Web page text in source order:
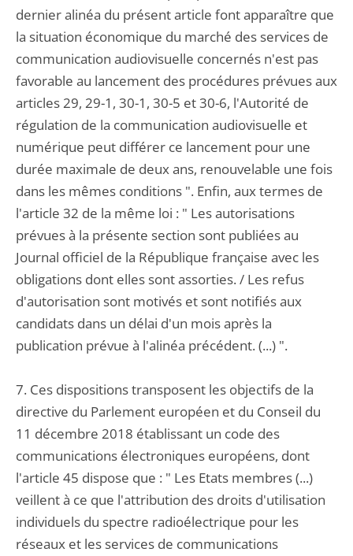
dernier alinéa du présent article font apparaître que
la situation économique du marché des services de
communication audiovisuelle concernés n'est pas
favorable au lancement des procédures prévues aux
articles 29, 29-1, 30-1, 30-5 et 30-6, l'Autorité de
régulation de la communication audiovisuelle et
numérique peut différer ce lancement pour une
durée maximale de deux ans, renouvelable une fois
dans les mêmes conditions ". Enfin, aux termes de
l'article 32 de la même loi : " Les autorisations
prévues à la présente section sont publiées au
Journal officiel de la République française avec les
obligations dont elles sont assorties. / Les refus
d'autorisation sont motivés et sont notifiés aux
candidats dans un délai d'un mois après la
publication prévue à l'alinéa précédent. (...) ".
7. Ces dispositions transposent les objectifs de la
directive du Parlement européen et du Conseil du
11 décembre 2018 établissant un code des
communications électroniques européens, dont
l'article 45 dispose que : " Les Etats membres (...)
veillent à ce que l'attribution des droits d'utilisation
individuels du spectre radioélectrique pour les
réseaux et les services de communications